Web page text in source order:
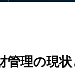
管理の現